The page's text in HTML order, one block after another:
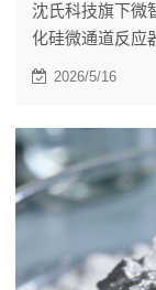
沈氏科技旗下微
化硅微通道反应
器，是流道设计
2026/5/16